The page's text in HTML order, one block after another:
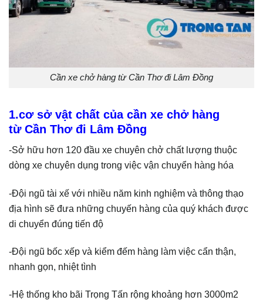
Cần xe chở hàng từ Cần Thơ đi Lâm Đồng
1.cơ sở vật chất của cần xe chở hàng
từ Cần Thơ đi Lâm Đồng
-Sở hữu hơn 120 đầu xe chuyên chở chất lượng thuộc
dòng xe chuyên dụng trong việc vận chuyển hàng hóa
-Đội ngũ tài xế với nhiều năm kinh nghiệm và thông thạo
địa hình sẽ đưa những chuyến hàng của quý khách được
di chuyển đúng tiến độ
-Đội ngũ bốc xếp và kiểm đếm hàng làm việc cẩn thận,
nhanh gọn, nhiệt tình
-Hệ thống kho bãi Trọng Tấn rộng khoảng hơn 3000m2